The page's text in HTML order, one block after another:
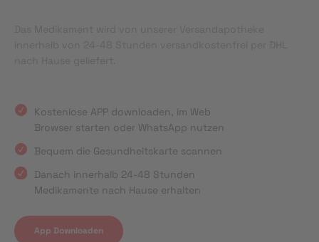
Kostenlose APP downloaden, im Web
Browser starten oder WhatsApp nutzen
Bequem die Gesundheitskarte scannen
Danach innerhalb 24-48 Stunden
Medikamente nach Hause erhalten
App Downloaden